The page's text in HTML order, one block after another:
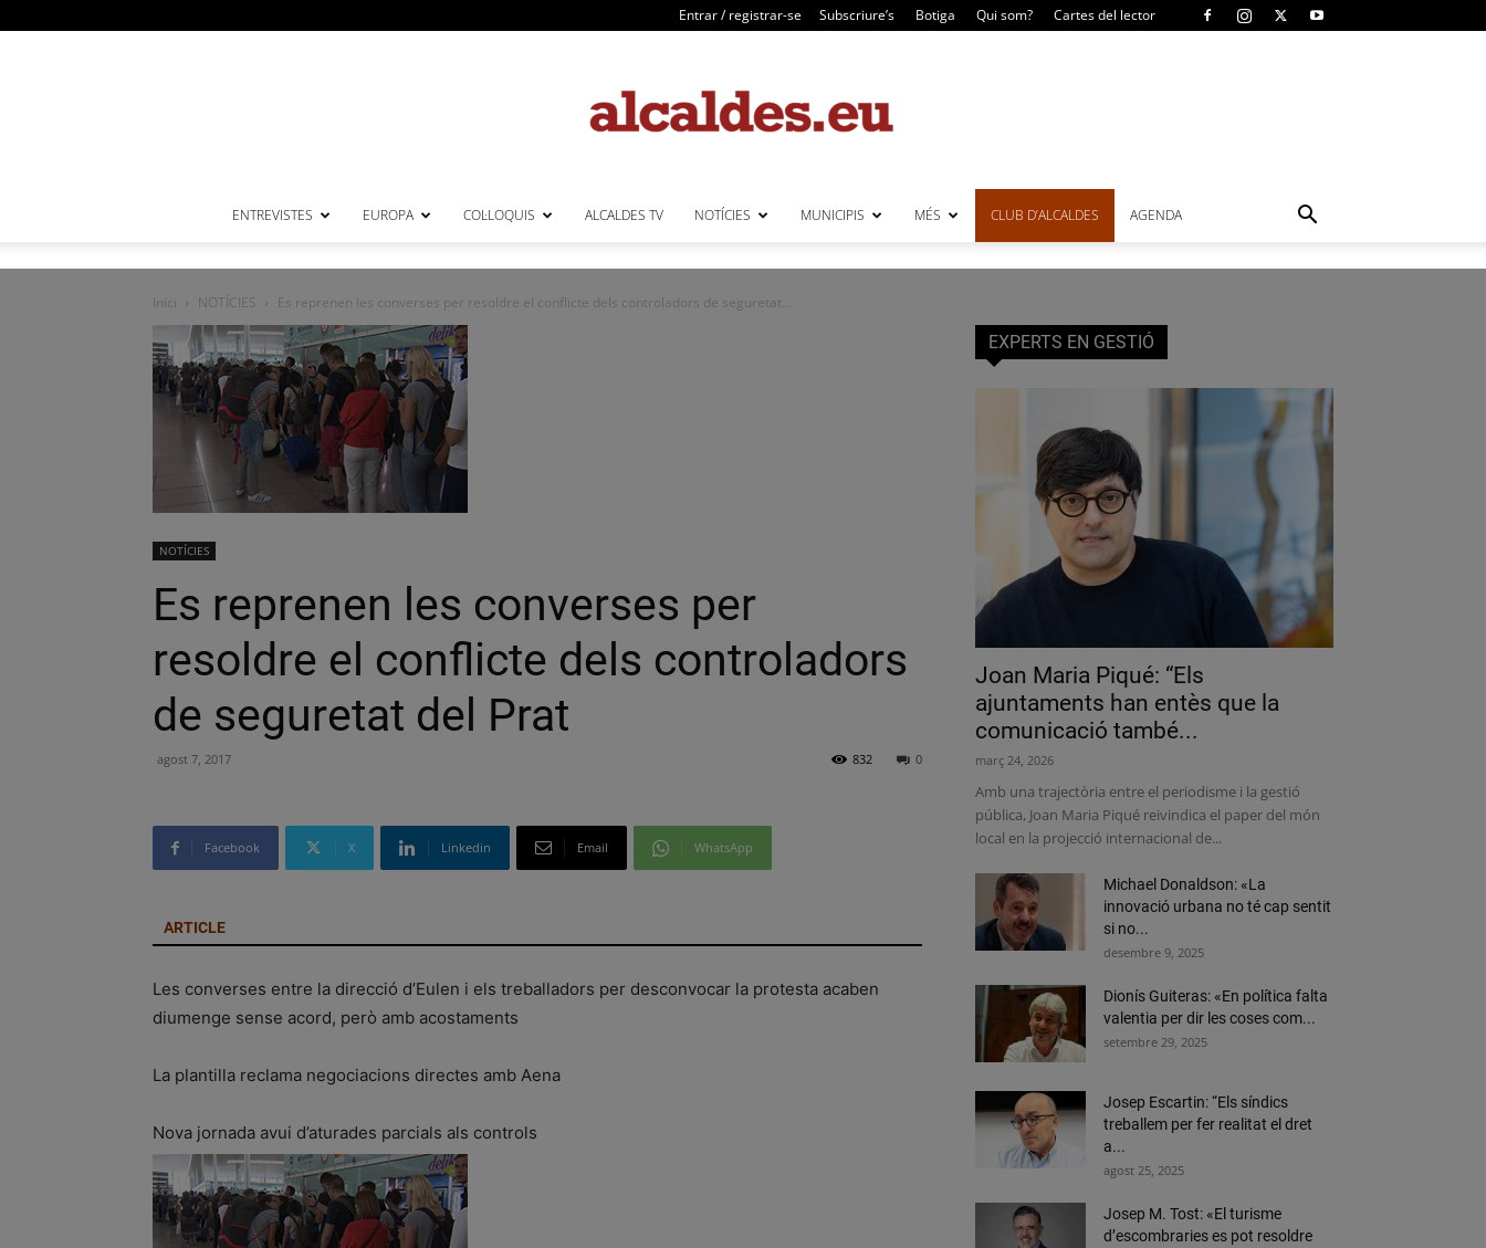
Entrar / registrar-se Subscriure’s Botiga Qui som? Cartes del lector
ENTREVISTES EUROPA COL·LOQUIS ALCALDES TV NOTÍCIES MUNICIPIS MÉS CLUB D’ALCALDES AGENDA
Inici NOTÍCIES Es reprenen les converses per resoldre el conflicte dels controladors de seguretat...
NOTÍCIES
Es reprenen les converses per
resoldre el conflicte dels controladors
de seguretat del Prat
agost 7, 2017 0
832
Facebook X Linkedin Email WhatsApp
ARTICLE
Les converses entre la direcció d’Eulen i els treballadors per desconvocar la protesta acaben
diumenge sense acord, però amb acostaments
La plantilla reclama negociacions directes amb Aena
Nova jornada avui d’aturades parcials als controls
EXPERTS EN GESTIÓ
Joan Maria Piqué: “Els
ajuntaments han entès que la
comunicació també...
març 24, 2026
Amb una trajectòria entre el periodisme i la gestió
pública, Joan Maria Piqué reivindica el paper del món
local en la projecció internacional de...
Michael Donaldson: «La
innovació urbana no té cap sentit
si no...
desembre 9, 2025
Dionís Guiteras: «En política falta
valentia per dir les coses com...
setembre 29, 2025
Josep Escartin: “Els síndics
treballem per fer realitat el dret
a...
agost 25, 2025
Josep M. Tost: «El turisme
d’escombraries es pot resoldre